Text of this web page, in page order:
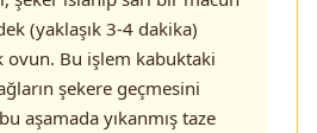
(yaklaşık 3-4 dakika)
ovun. Bu işlem kabuktaki
şekere geçmesini
aşamada yıkanmış taze